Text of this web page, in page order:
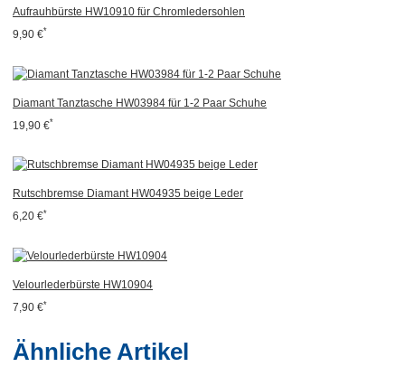
Aufrauhbürste HW10910 für Chromledersohlen
9,90 €*
Diamant Tanztasche HW03984 für 1-2 Paar Schuhe
19,90 €*
Rutschbremse Diamant HW04935 beige Leder
6,20 €*
Velourlederbürste HW10904
7,90 €*
Ähnliche Artikel